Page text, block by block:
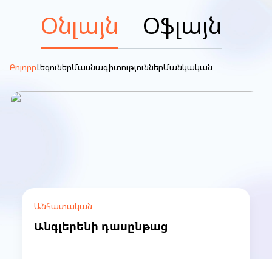
Օնլայն Օֆլայն
ԲոլորըԼեզուներՄասնագիտություններՄանկական
Անհատական
Անգլերենի դասընթաց